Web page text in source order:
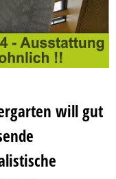
will gut